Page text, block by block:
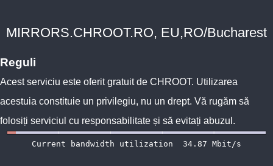
MIRRORS.CHROOT.RO, EU,RO/Bucharest
Reguli
Acest serviciu este oferit gratuit de CHROOT. Utilizarea
acestuia constituie un privilegiu, nu un drept. Vă rugăm să
folosiți serviciul cu responsabilitate și să evitați abuzul.